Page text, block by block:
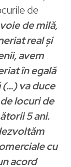
de
de milă,
real și
avem
în egală
(…) va duce
locuri de
5 ani.
cu
acord